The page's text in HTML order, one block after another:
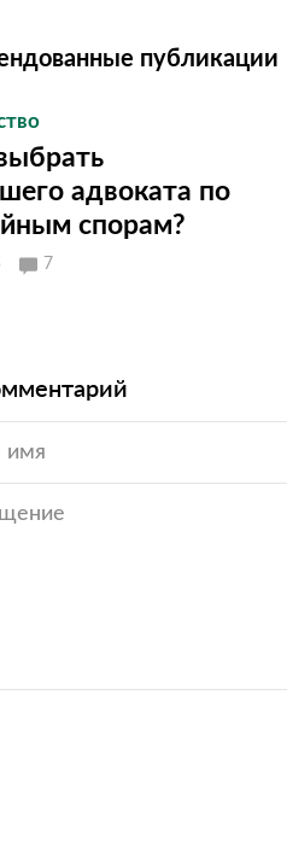
публикации
адвоката по
спорам?
7